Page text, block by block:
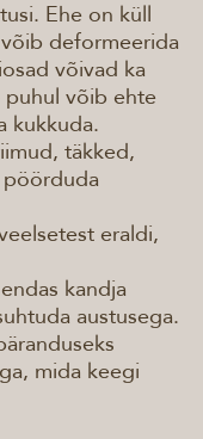
Ehe on küll
deformeerida
võivad ka
puhul võib ehte
kukkuda.
täkked,
pöörduda
eraldi,
kandja
austusega.
mida keegi